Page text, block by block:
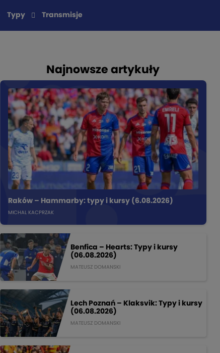
Typy Transmisje
Najnowsze artykuły
Raków – Hammarby: typy i kursy (6.08.2026)
MICHAL KACPRZAK
Benfica – Hearts: Typy i kursy
(06.08.2026)
MATEUSZ DOMANSKI
Lech Poznań – Klaksvik: Typy i kursy
(06.08.2026)
MATEUSZ DOMANSKI